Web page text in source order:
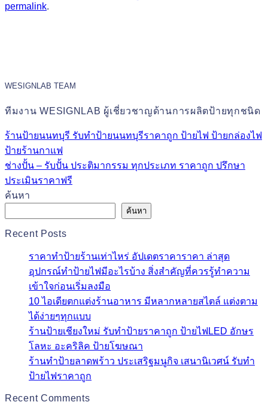
permalink.
WESIGNLAB TEAM
ทีมงาน WESIGNLAB ผู้เชี่ยวชาญด้านการผลิตป้ายทุกชนิด
ร้านป้ายนนทบุรี รับทำป้ายนนทบุรีราคาถูก ป้ายไฟ ป้ายกล่องไฟ
ป้ายร้านกาแฟ
ช่างปั้น – รับปั้น ประติมากรรม ทุกประเภท ราคาถูก ปรึกษา
ประเมินราคาฟรี
ค้นหา
ค้นหา
Recent Posts
ราคาทําป้ายร้านเท่าไหร่ อัปเดตราคาราคา ล่าสุด
อุปกรณ์ทำป้ายไฟมีอะไรบ้าง สิ่งสำคัญที่ควรรู้ทำความ
เข้าใจก่อนเริ่มลงมือ
10 ไอเดียตกแต่งร้านอาหาร มีหลากหลายสไตล์ แต่งตาม
ได้ง่ายๆทุกแบบ
ร้านป้ายเชียงใหม่ รับทำป้ายราคาถูก ป้ายไฟLED อักษร
โลหะ อะคริลิค ป้ายโฆษณา
ร้านทำป้ายลาดพร้าว ประเสริฐมนูกิจ เสนานิเวศน์ รับทำ
ป้ายไฟราคาถูก
Recent Comments